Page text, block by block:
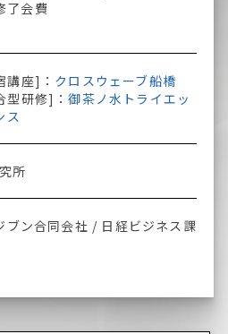
会費
座]： クロスウェーブ船橋
型研修]：御茶ノ水トライエッ
ス
所
ブン合同会社 / 日経ビジネス課